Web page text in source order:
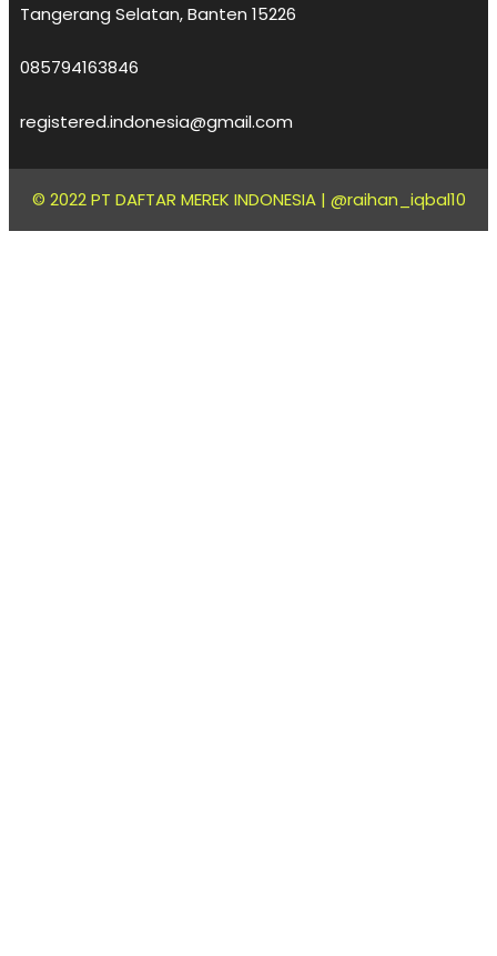
Tangerang Selatan, Banten 15226
085794163846
registered.indonesia@gmail.com
© 2022 PT DAFTAR MEREK INDONESIA | @raihan_iqbal10